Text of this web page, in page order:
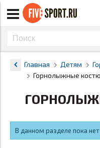
Главная Детям
Горнолыжные
В данном разделе пока